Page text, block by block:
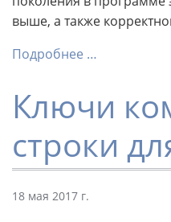
выше, а также
Подробнее …
Ключи
строки
18 мая 2017 г.